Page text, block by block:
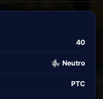
40
Neutro
PTC